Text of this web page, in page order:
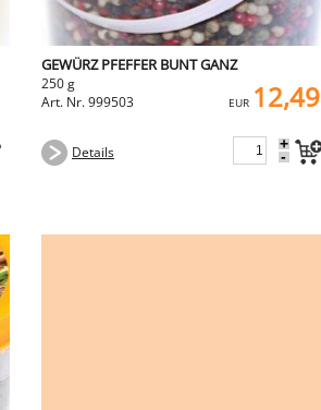
GEWÜRZ PFEFFER BUNT GANZ
250 g
Art. Nr. 999503
EUR 12,49
Details +
-